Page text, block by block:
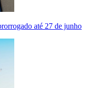
até 27 de junho